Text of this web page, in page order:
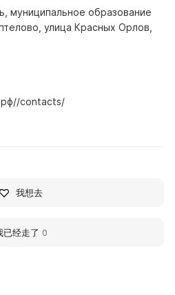
муниципальное образование
улица Красных Орлов,
contacts/
我想去
已经走了 0